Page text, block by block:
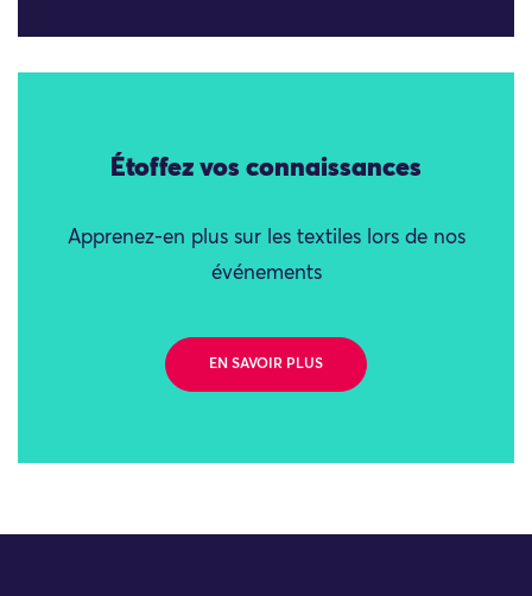
Étoffez vos connaissances
Apprenez-en plus sur les textiles lors de nos
événements
EN SAVOIR PLUS